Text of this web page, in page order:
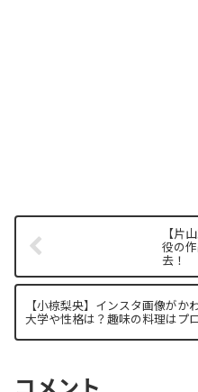
【片
役の
去！
【小椋梨央】インスタ画像がか
大学や性格は？趣味の料理はプロ